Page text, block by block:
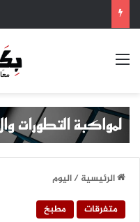
القائمة
الرئيسية/اليوم
متفرقات
مطبخ